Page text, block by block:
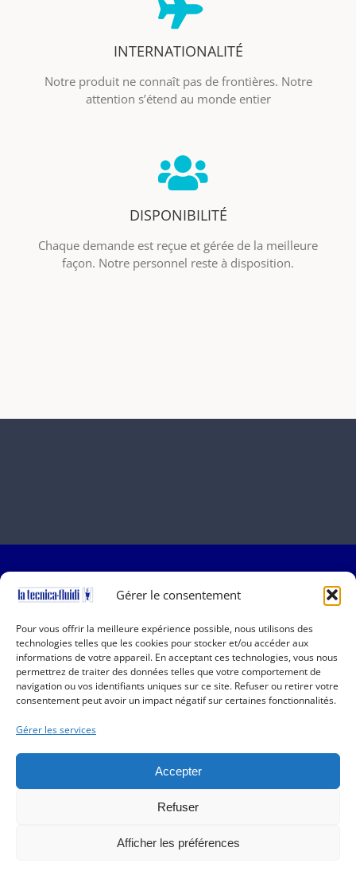
Gérer le consentement
Pour vous offrir la meilleure expérience possible, nous utilisons des
technologies telles que les cookies pour stocker et/ou accéder aux
informations de votre appareil. En acceptant ces technologies, vous nous
permettrez de traiter des données telles que votre comportement de
navigation ou vos identifiants uniques sur ce site. Refuser ou retirer votre
consentement peut avoir un impact négatif sur certaines fonctionnalités.
Gérer les services
Accepter
Refuser
Afficher les préférences
INTERNATIONALITÉ
Notre produit ne connaît pas de frontières. Notre
attention s’étend au monde entier
DISPONIBILITÉ
Chaque demande est reçue et gérée de la meilleure
façon. Notre personnel reste à disposition.
Copyright 2019-2025 La Tecnica Fluidi | All Rights
Reserved | P.I. 01001150166 | Powered byQSidea
Déclaration de confidentialité (UE)
Politique de Cookies (EU)